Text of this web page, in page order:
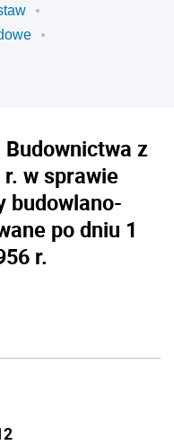
z
w sprawie
budowlano-
po dniu 1
r.